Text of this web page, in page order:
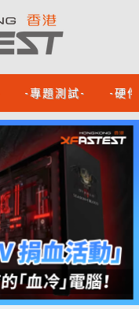
-專題測試- -硬